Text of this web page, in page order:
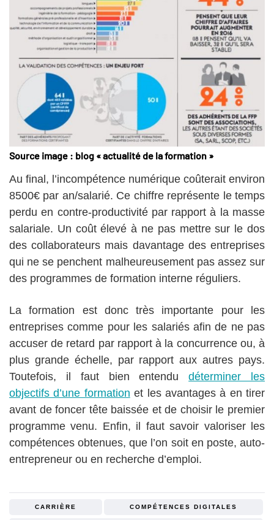
Source image : blog « actualité de la formation »
Au final, l’incompétence numérique coûterait environ
8500€ par an/salarié. Ce chiffre représente le temps
perdu en contre-productivité par rapport à la masse
salariale. Un coût élevé à ne pas mettre sur le dos
des collaborateurs mais davantage des entreprises
qui ne se penchent malheureusement pas assez sur
des programmes de formation interne réguliers.
La formation est donc très importante pour les
entreprises comme pour les salariés afin de ne pas
accuser de retard par rapport à la concurrence ou, à
plus grande échelle, par rapport aux autres pays.
Toutefois, il faut bien entendudéterminer les
objectifs d’une formation et les avantages à en tirer
avant de foncer tête baissée et de choisir le premier
programme venu. Enfin, il faut savoir valoriser les
compétences obtenues, que l’on soit en poste, auto-
entrepreneur ou en recherche d’emploi.
CARRIÈRE COMPÉTENCES DIGITALES